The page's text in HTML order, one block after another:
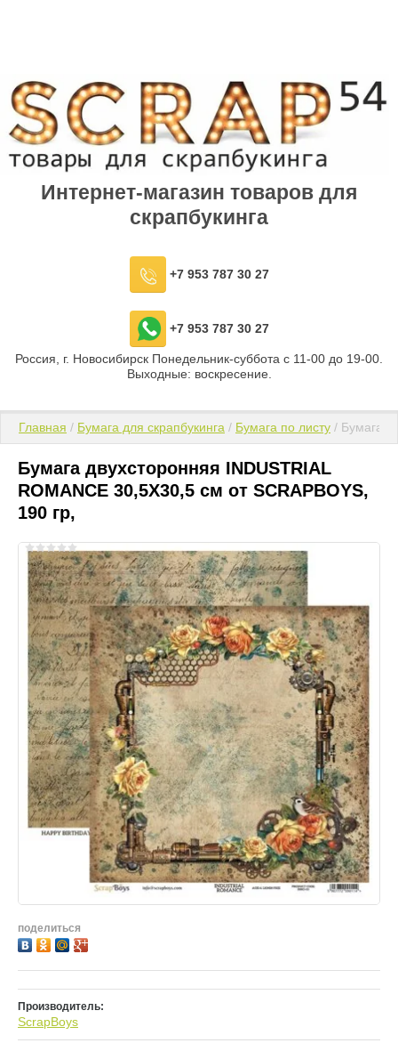
Интернет-магазин товаров для
скрапбукинга
+7 953 787 30 27
+7 953 787 30 27
Россия, г. Новосибирск Понедельник-суббота с 11-00 до 19-00.
Выходные: воскресение.
Главная / Бумага для скрапбукинга / Бумага по листу / Бумага
Бумага двухсторонняя INDUSTRIAL
ROMANCE 30,5X30,5 см от SCRAPBOYS,
190 гр,
поделиться
Производитель:
ScrapBoys